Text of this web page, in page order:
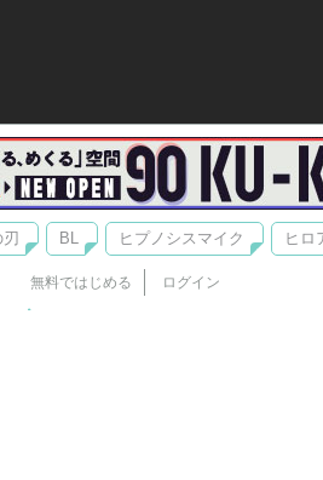
BL ヒプノシスマイク ヒロ
無料ではじめる ログイン